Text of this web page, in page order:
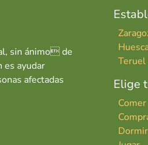
sin ánimo de
es ayudar
afectadas
Elige
Comer
Dormir